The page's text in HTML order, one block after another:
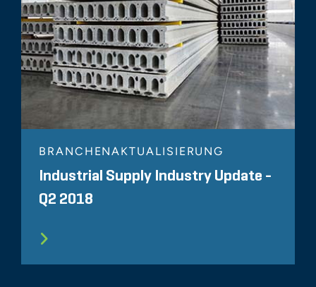
BRANCHENAKTUALISIERUNG
Industrial Supply Industry Update -
Q2 2018